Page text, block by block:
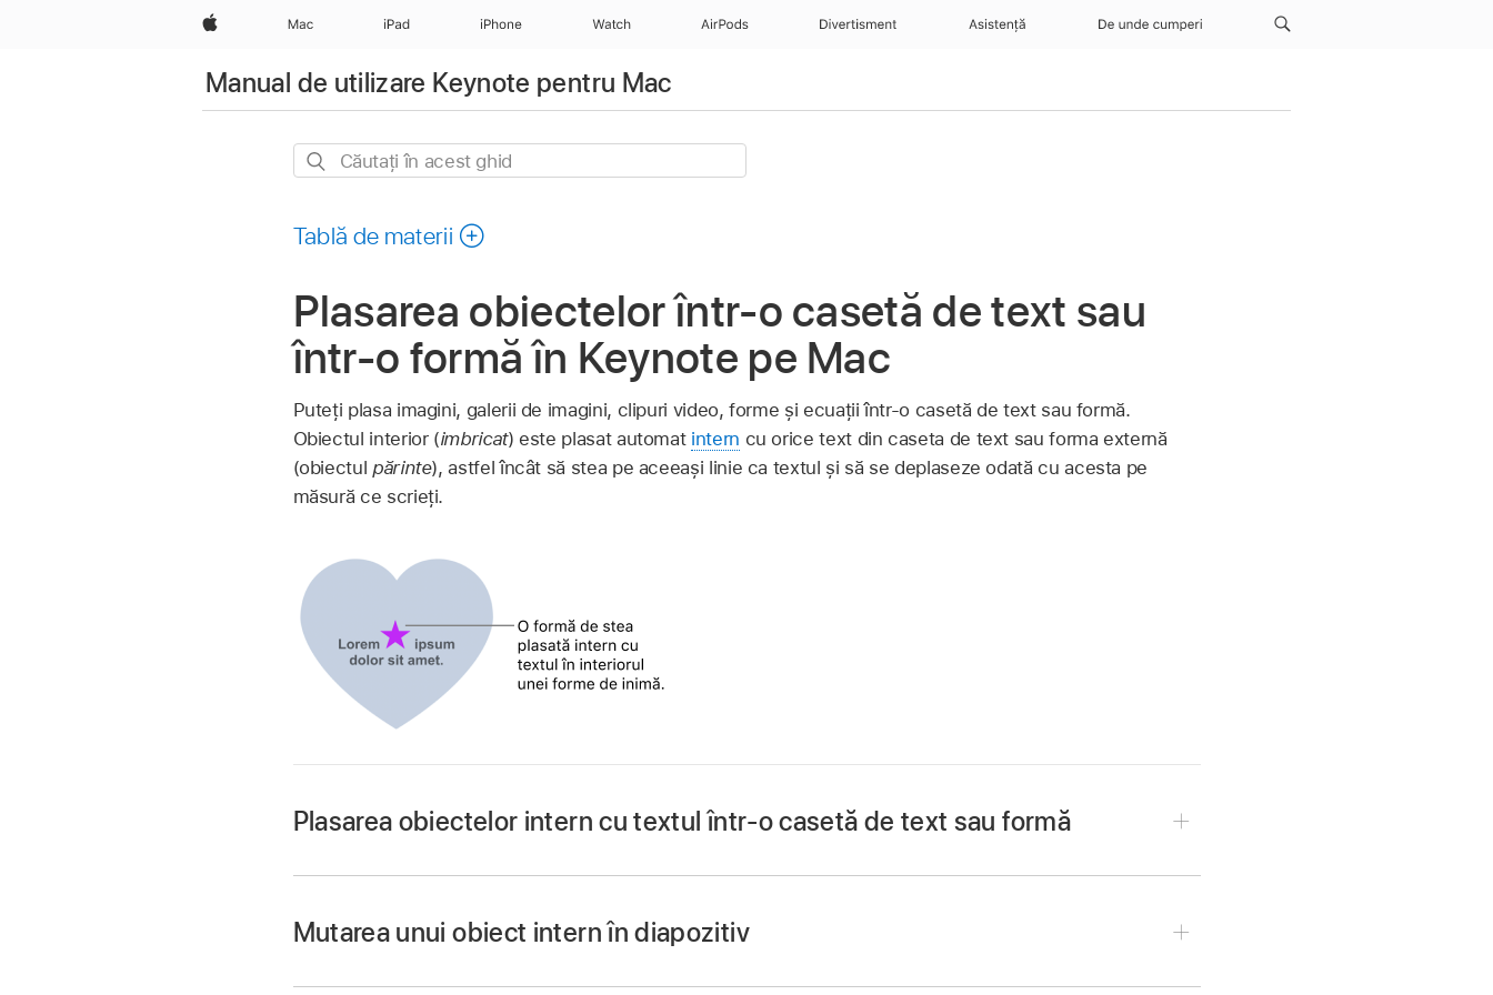
Apple Mac iPad iPhone Watch AirPods Divertisment Asistență De unde cumperi
Manual de utilizare Keynote pentru Mac
Căutați
ghid
Tablă de materii
Plasarea obiectelor într-o casetă de text sau
într-o formă în Keynote pe Mac
Puteți plasa imagini, galerii de imagini, clipuri video, forme și ecuații într-o casetă de text sau formă.
Obiectul interior (imbricat) este plasat automat intern cu orice text din caseta de text sau forma externă
(obiectul părinte), astfel încât să stea pe aceeași linie ca textul și să se deplaseze odată cu acesta pe
măsură ce scrieți.
Plasarea obiectelor intern cu textul într-o casetă de text sau formă
Dacă nu ați adăugat deja o casetă de text sau o formă la diapozitivul dvs. sau dacă nu ați adăugat
obiectul pe care doriți să îl lipiți la interior, faceți clic pe butoanele de obiecte dinbara de instrumente
Mutarea unui obiect intern în diapozitiv